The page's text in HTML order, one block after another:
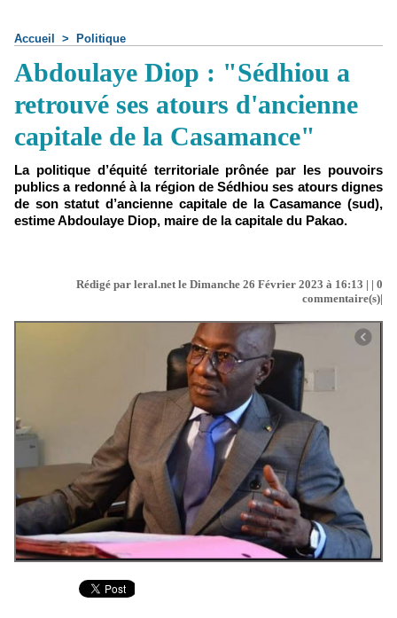
Accueil > Politique
Abdoulaye Diop : "Sédhiou a
retrouvé ses atours d'ancienne
capitale de la Casamance"
La politique d’équité territoriale prônée par les pouvoirs
publics a redonné à la région de Sédhiou ses atours dignes
de son statut d’ancienne capitale de la Casamance (sud),
estime Abdoulaye Diop, maire de la capitale du Pakao.
Rédigé par leral.net le Dimanche 26 Février 2023 à 16:13 | | 0
commentaire(s)|